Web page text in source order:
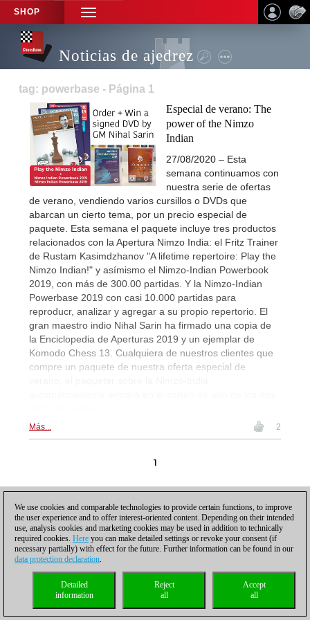
SHOP
TOGGLE
NAVIGATION
Noticias de ajedrez
tag: powerbase - Página 1
Especial de verano: The
power of the Nimzo
Indian
27/08/2020 – Esta
semana continuamos con
nuestra serie de ofertas
de verano, vendiendo varios cursillos o DVDs que
abarcan un cierto tema, por un precio especial de
paquete. Esta semana el paquete incluye tres productos
relacionados con la Apertura Nimzo India: el Fritz Trainer
de Rustam Kasimdzhanov "A lifetime repertoire: Play the
Nimzo Indian!" y asímismo el Nimzo-Indian Powerbook
2019, con más de 300.00 partidas. Y la Nimzo-Indian
Powerbase 2019 con casi 10.000 partidas para
reproducr, analizar y agregar a su propio repertorio. El
gran maestro indio Nihal Sarin ha firmado una copia de
la Enciclopedia de Aperturas 2019 y un ejemplar de
Komodo Chess 13. Cualquiera de nuestros clientes que
compre un paquete de nuestra oferta especial de
Más... 2
1
Política de privacidad|Pie de imprenta|Para contactar|Cookies Management |
Licencias
We use cookies and comparable technologies to provide certain functions, to improve
the user experience and to offer interest-oriented content. Depending on their intended
use, analysis cookies and marketing cookies may be used in addition to technically
required cookies. Here you can make detailed settings or revoke your consent (if
necessary partially) with effect for the future. Further information can be found in our
data protection declaration.
Accept
all
Reject
all
Detailed
information